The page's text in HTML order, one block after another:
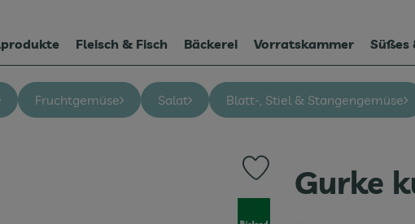
Fleisch & Fisch Bäckerei Vorratskammer Süßes
Fruchtgemüse Salat Blatt-, Stiel & Stangengemüse
Gurke
Produkt zu Favouriten